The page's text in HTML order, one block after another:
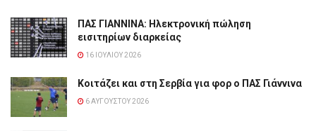
ΠΑΣ ΓΙΑΝΝΙΝΑ: Hλεκτρονική πώληση
εισιτηρίων διαρκείας
16 ΙΟΥΛΊΟΥ 2026
Κοιτάζει και στη Σερβία για φορ ο ΠΑΣ Γιάννινα
6 ΑΥΓΟΎΣΤΟΥ 2026